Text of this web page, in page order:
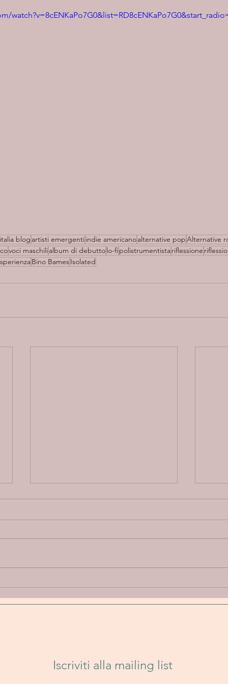
blog artisti emergentiindie americanoalternative popAlternative
voci maschilialbum di debuttolo-fipolistrumentistariflessione
Bino BamesIsolated
viaggio emotivo tra
delicatezza, introspezione e
Un
Iscriviti alla mailing list